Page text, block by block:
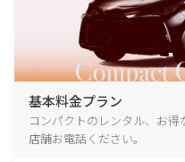
基本料金プラン
コンパクトのレンタル、お
店舗お電話ください。